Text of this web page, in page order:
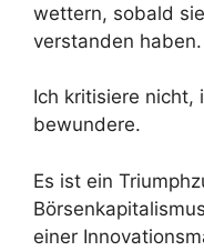
wettern, sobald
verstanden haben.
Ich kritisiere nicht,
bewundere.
Es ist ein
einer